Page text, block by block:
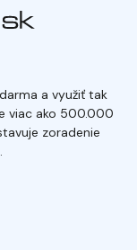
a využiť tak
viac ako 500.000
zoradenie